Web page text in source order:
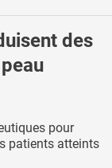
des
pour
patients atteints